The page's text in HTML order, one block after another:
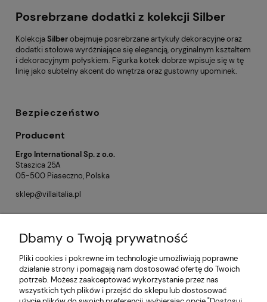
Posrebrzane dodatki z kolekcji Silber
KolekcjaSilberobejmuje posrebrzane artykuły dekoracyjne oraz
dodatki stołowe wyróżniające się elegancją, oryginalnym kształtem
i dekoracyjnym połyskiem. Figurka kotek dobrze wpisuje się w tę
linię jako subtelny akcent do wnętrza oraz gustowny upominek.
Bezpieczeństwo
Producent
Ergo International Sp. z o.o.
Staszica 25A
05-500 Piaseczno, Polska
sklep@villaitalia.pl
Opinie o produkcie (0)
Informacje
Dbamy o Twoją prywatność
Pliki cookies i pokrewne im technologie umożliwiają poprawne
działanie strony i pomagają nam dostosować ofertę do Twoich
potrzeb. Możesz zaakceptować wykorzystanie przez nas
wszystkich tych plików i przejść do sklepu lub dostosować